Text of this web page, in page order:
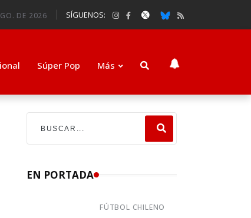
DE 2026 SÍGUENOS:
Súper Pop Más
EN PORTADA
FÚTBOL CHILENO